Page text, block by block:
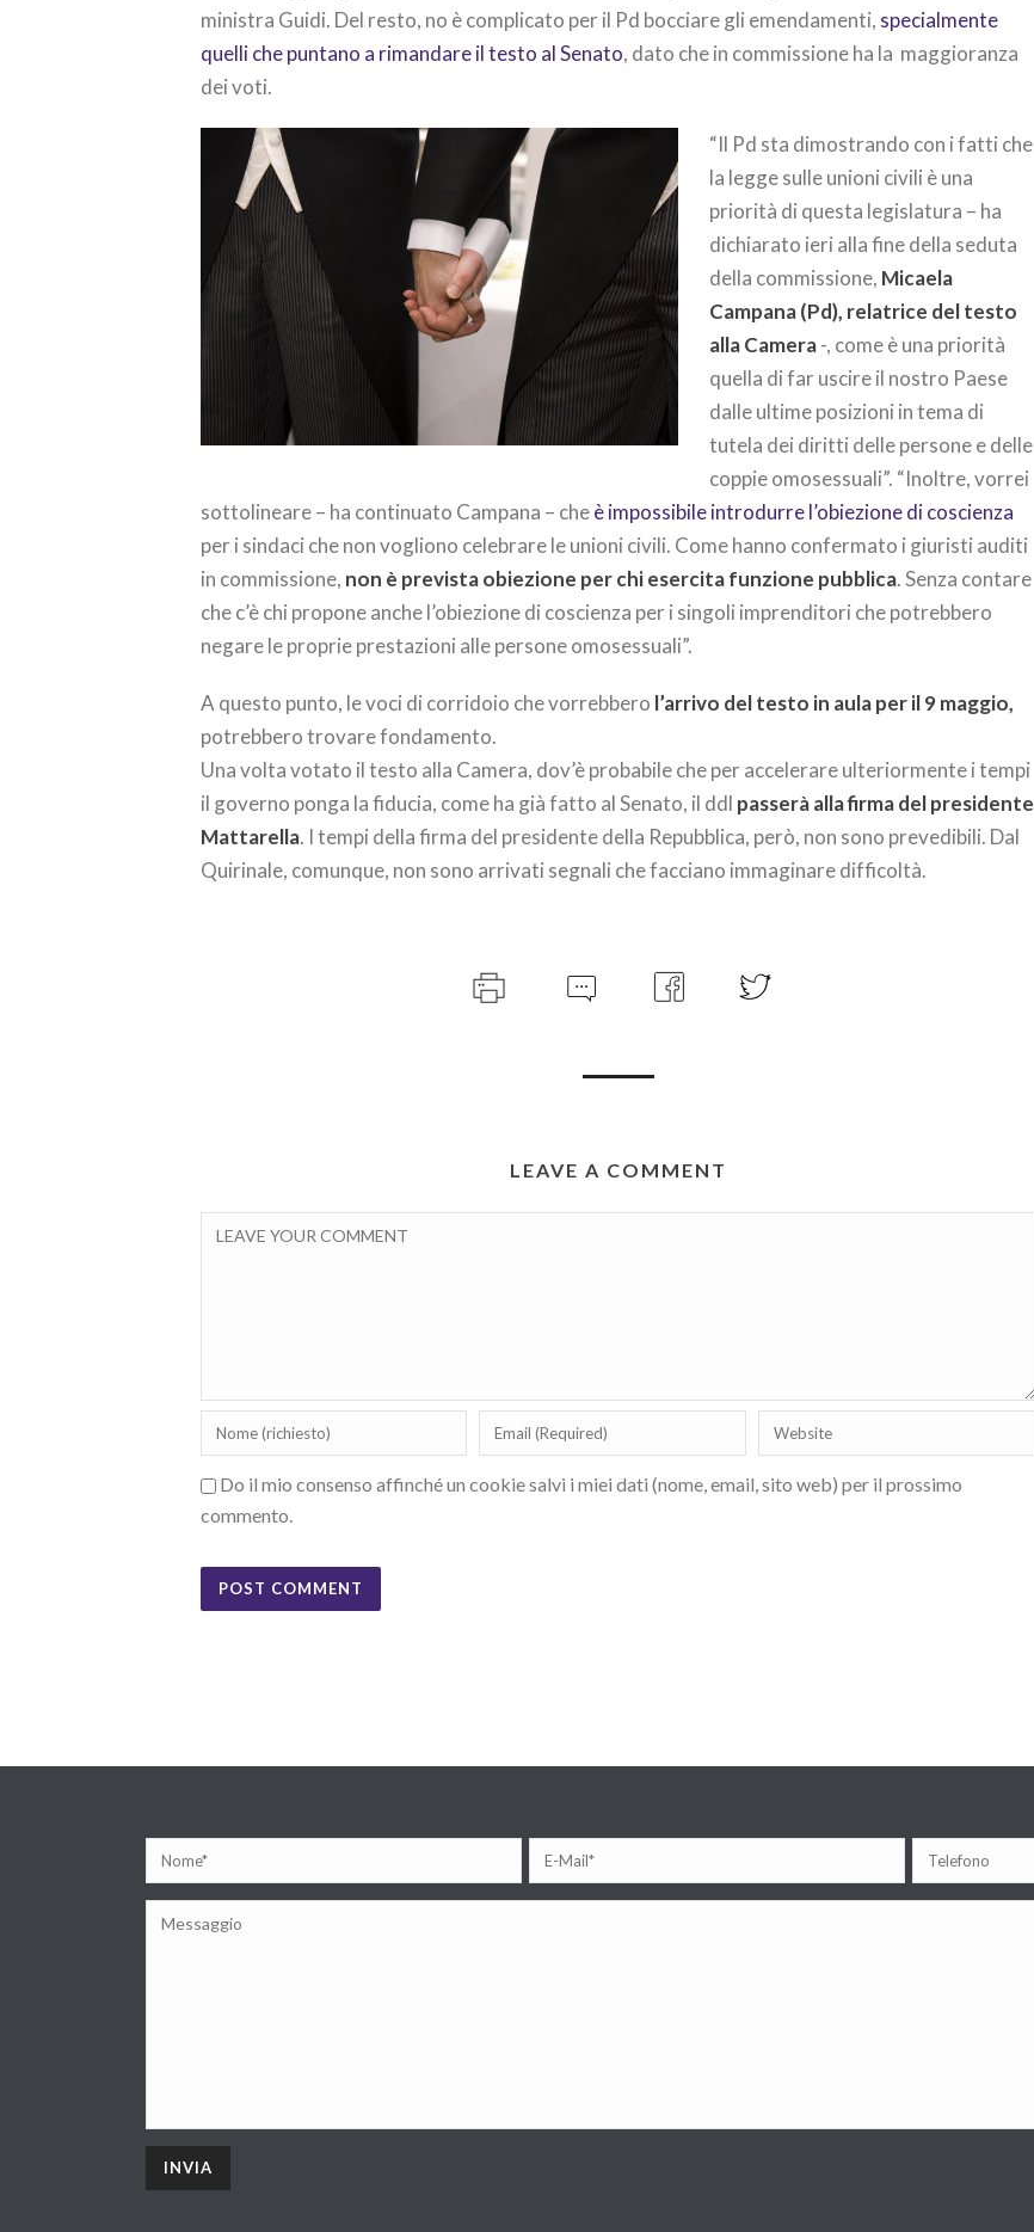
ministra Guidi. Del resto, no è complicato per il Pd bocciare gli emendamenti, specialmente
quelli che puntano a rimandare il testo al Senato, dato che in commissione ha la maggioranza
dei voti.
“Il Pd sta dimostrando con i fatti che
la legge sulle unioni civili è una
priorità di questa legislatura – ha
dichiarato ieri alla fine della seduta
della commissione, Micaela
Campana (Pd), relatrice del testo
alla Camera-, come è una priorità
quella di far uscire il nostro Paese
dalle ultime posizioni in tema di
tutela dei diritti delle persone e delle
coppie omosessuali”. “Inoltre, vorrei
sottolineare – ha continuato Campana – cheè impossibile introdurre l’obiezione di coscienza
per i sindaci che non vogliono celebrare le unioni civili. Come hanno confermato i giuristi auditi
in commissione, non è prevista obiezione per chi esercita funzione pubblica. Senza contare
che c’è chi propone anche l’obiezione di coscienza per i singoli imprenditori che potrebbero
negare le proprie prestazioni alle persone omosessuali”.
A questo punto, le voci di corridoio che vorrebbero l’arrivo del testo in aula per il 9 maggio,
potrebbero trovare fondamento.
Una volta votato il testo alla Camera, dov’è probabile che per accelerare ulteriormente i tempi
il governo ponga la fiducia, come ha già fatto al Senato, il ddl passerà alla firma del presidente
Mattarella. I tempi della firma del presidente della Repubblica, però, non sono prevedibili. Dal
Quirinale, comunque, non sono arrivati segnali che facciano immaginare difficoltà.
LEAVE A COMMENT
Do il mio consenso affinché un cookie salvi i miei dati (nome, email, sito web) per il prossimo
commento.